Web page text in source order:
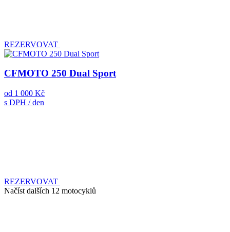
REZERVOVAT
CFMOTO 250 Dual Sport
od 1 000 Kč
s DPH / den
REZERVOVAT
Načíst dalších 12 motocyklů